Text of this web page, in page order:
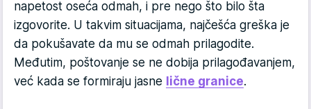
napetost oseća odmah, i pre nego što bilo šta
izgovorite. U takvim situacijama, najčešća greška je
da pokušavate da mu se odmah prilagodite.
Međutim, poštovanje se ne dobija prilagođavanjem,
već kada se formiraju jasne lične granice.